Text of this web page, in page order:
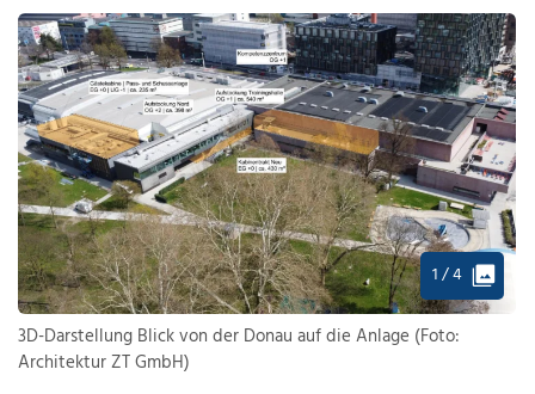
1 / 4
3D-Darstellung Blick von der Donau auf die Anlage (Foto:
Architektur ZT GmbH)